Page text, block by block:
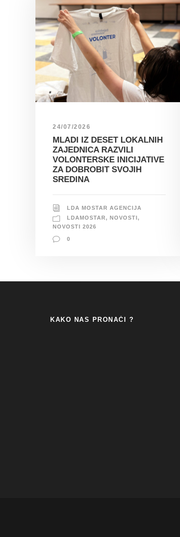
24/07/2026
MLADI IZ DESET LOKALNIH
ZAJEDNICA RAZVILI
VOLONTERSKE INICIJATIVE
ZA DOBROBIT SVOJIH
SREDINA
LDA MOSTAR AGENCIJA
LDAMOSTAR, NOVOSTI,
NOVOSTI 2026
0
KAKO NAS PRONAĆI ?